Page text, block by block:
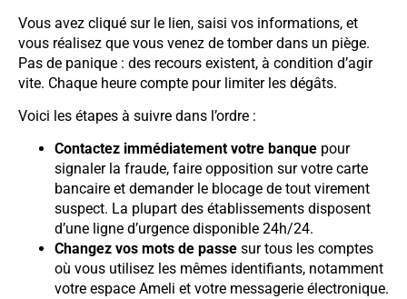
Vous avez cliqué sur le lien, saisi vos informations, et
vous réalisez que vous venez de tomber dans un piège.
Pas de panique : des recours existent, à condition d’agir
vite. Chaque heure compte pour limiter les dégâts.
Voici les étapes à suivre dans l’ordre :
Contactez immédiatement votre banque pour
signaler la fraude, faire opposition sur votre carte
bancaire et demander le blocage de tout virement
suspect. La plupart des établissements disposent
d’une ligne d’urgence disponible 24h/24.
Changez vos mots de passe sur tous les comptes
où vous utilisez les mêmes identifiants, notamment
votre espace Ameli et votre messagerie électronique.